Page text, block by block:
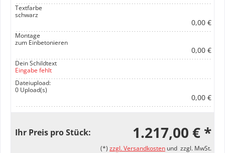
Textfarbe
schwarz
0,00 €
Montage
zum Einbetonieren
0,00 €
Dein Schildtext
Eingabe fehlt
Dateiupload:
0 Upload(s)
0,00 €
Ihr Preis pro Stück: 1.217,00 € *
(*) zzgl. Versandkosten und zzgl. MwSt.